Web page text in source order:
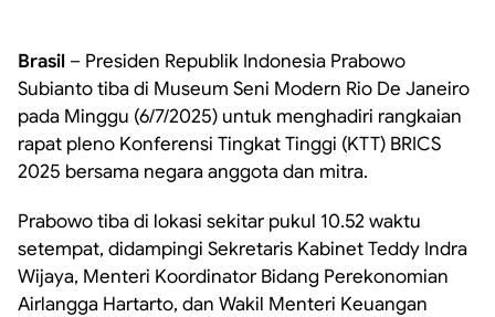
Brasil – Presiden Republik Indonesia Prabowo
Subianto tiba di Museum Seni Modern Rio De Janeiro
pada Minggu (6/7/2025) untuk menghadiri rangkaian
rapat pleno Konferensi Tingkat Tinggi (KTT) BRICS
2025 bersama negara anggota dan mitra.
Prabowo tiba di lokasi sekitar pukul 10.52 waktu
setempat, didampingi Sekretaris Kabinet Teddy Indra
Wijaya, Menteri Koordinator Bidang Perekonomian
Airlangga Hartarto, dan Wakil Menteri Keuangan